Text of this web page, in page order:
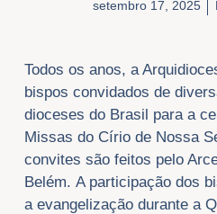
setembro 17, 2025
Todos os anos, a
bispos convidados de
dioceses do Brasil para a
Missas do Círio de Nossa
convites são feitos pelo
Belém. A participação dos
a evangelização durante a